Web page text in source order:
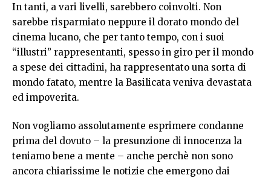
In tanti, a vari livelli, sarebbero coinvolti. Non
sarebbe risparmiato neppure il dorato mondo del
cinema lucano, che per tanto tempo, con i suoi
“illustri” rappresentanti, spesso in giro per il mondo
a spese dei cittadini, ha rappresentato una sorta di
mondo fatato, mentre la Basilicata veniva devastata
ed impoverita.
Non vogliamo assolutamente esprimere condanne
prima del dovuto – la presunzione di innocenza la
teniamo bene a mente – anche perchè non sono
ancora chiarissime le notizie che emergono dai